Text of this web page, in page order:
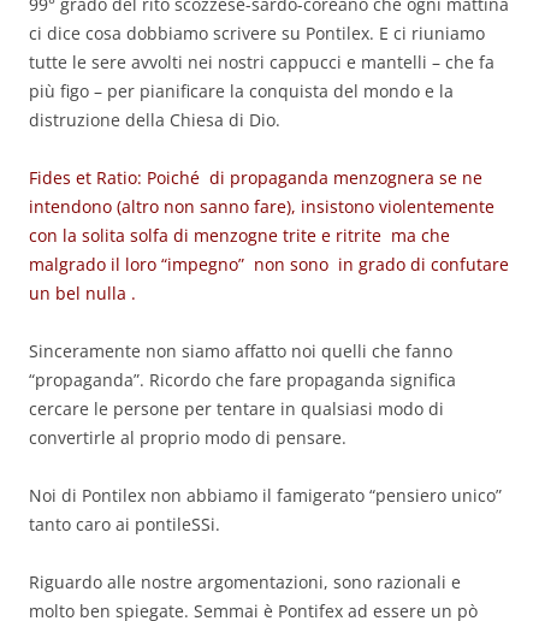
ci dice cosa dobbiamo scrivere su Pontilex. E ci riuniamo
tutte le sere avvolti nei nostri cappucci e mantelli – che fa
più figo – per pianificare la conquista del mondo e la
distruzione della Chiesa di Dio.
Fides et Ratio: Poiché di propaganda menzognera se ne
intendono (altro non sanno fare), insistono violentemente
con la solita solfa di menzogne trite e ritrite ma che
malgrado il loro “impegno” non sono in grado di confutare
un bel nulla .
Sinceramente non siamo affatto noi quelli che fanno
“propaganda”. Ricordo che fare propaganda significa
cercare le persone per tentare in qualsiasi modo di
convertirle al proprio modo di pensare.
Noi di Pontilex non abbiamo il famigerato “pensiero unico”
tanto caro ai pontileSSi.
Riguardo alle nostre argomentazioni, sono razionali e
molto ben spiegate. Semmai è Pontifex ad essere un pò